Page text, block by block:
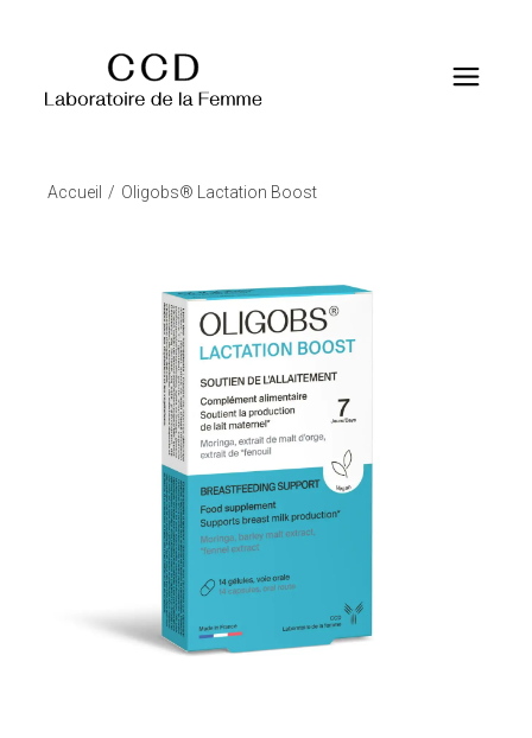
Accueil Oligobs® Lactation Boost